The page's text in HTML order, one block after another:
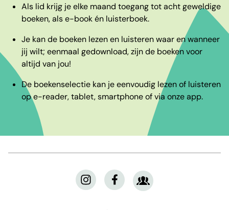
Als lid krijg je elke maand toegang tot acht geweldige
boeken, als e-book én luisterboek.
Je kan de boeken lezen en luisteren waar en wanneer
jij wilt; eenmaal gedownload, zijn de boeken voor
altijd van jou!
De boekenselectie kan je eenvoudig lezen of luisteren
op e-reader, tablet, smartphone of via onze app.